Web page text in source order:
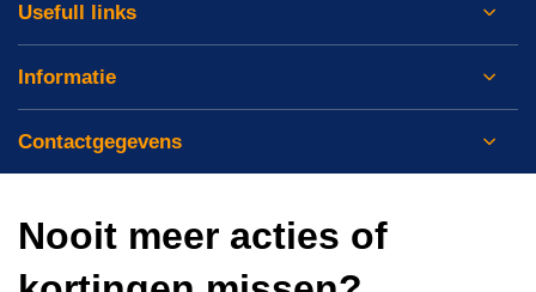
Usefull links
Informatie
Contactgegevens
Nooit meer acties of